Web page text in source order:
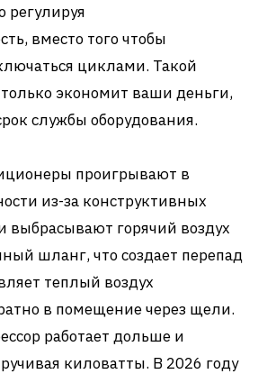
регулируя
вместо того чтобы
циклами. Такой
экономит ваши деньги,
службы оборудования.
проигрывают в
из-за конструктивных
выбрасывают горячий воздух
шланг, что создает перепад
теплый воздух
в помещение через щели.
работает дольше и
киловатты. В 2026 году